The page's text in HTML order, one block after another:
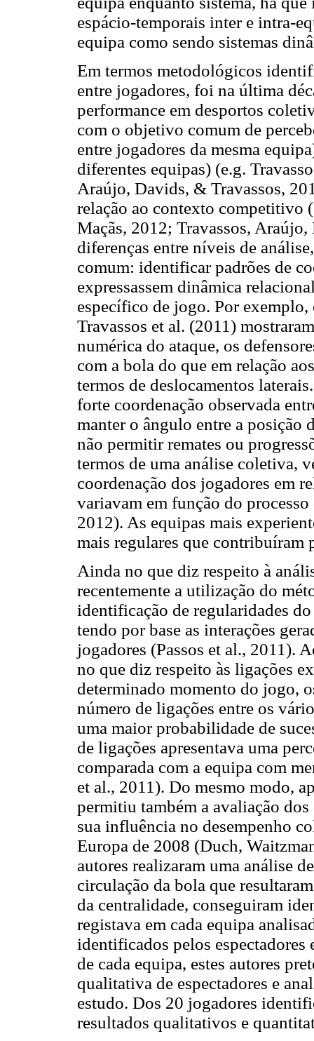
espácio-temporais inter e intra-
equipa como sendo sistemas
Em termos metodológicos
entre jogadores, foi na última
performance em desportos
com o objetivo comum de
entre jogadores da mesma
diferentes equipas) (e.g.
Araújo, Davids, & Travassos,
relação ao contexto competitivo
Maçãs, 2012; Travassos,
diferenças entre níveis de
comum: identificar padrões de
expressassem dinâmica
específico de jogo. Por exemplo,
Travassos et al. (2011)
numérica do ataque, os
com a bola do que em relação
termos de deslocamentos
forte coordenação observada
manter o ângulo entre a posição
não permitir remates ou
termos de uma análise coletiva,
coordenação dos jogadores em
variavam em função do
2012). As equipas mais
mais regulares que contribuíram
Ainda no que diz respeito à
recentemente a utilização do
identificação de regularidades
tendo por base as interações
jogadores (Passos et al., 2011).
no que diz respeito às ligações
determinado momento do jogo,
número de ligações entre os
uma maior probabilidade de
de ligações apresentava uma
comparada com a equipa com
et al., 2011). Do mesmo modo,
permitiu também a avaliação
sua influência no desempenho
Europa de 2008 (Duch,
autores realizaram uma análise
circulação da bola que
da centralidade, conseguiram
registava em cada equipa
identificados pelos espectadores
de cada equipa, estes autores
qualitativa de espectadores e
estudo. Dos 20 jogadores
resultados qualitativos e